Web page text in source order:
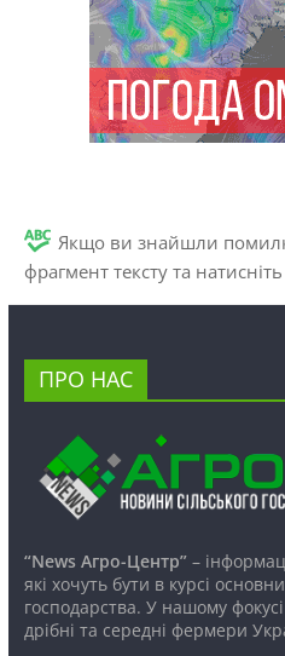
Якщо ви знайшли
фрагмент тексту та натисніть
ПРО НАС
“News Агро-Центр”–
які хочуть бути в курсі
господарства. У нашому
дрібні та середні фермери